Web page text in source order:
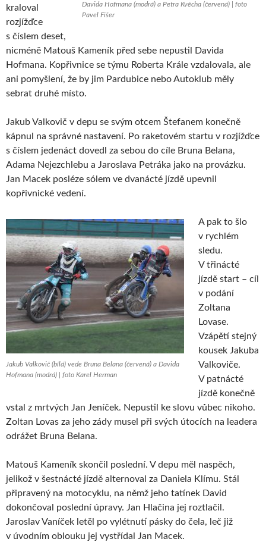
Davida Hofmana (modrá) a Petra Kvěcha (červená) | foto
Pavel Fišer
kraloval
rozjížďce
s číslem deset,
nicméně Matouš Kameník před sebe nepustil Davida
Hofmana. Kopřivnice se týmu Roberta Krále vzdalovala, ale
ani pomyšlení, že by jim Pardubice nebo Autoklub měly
sebrat druhé místo.
Jakub Valkovič v depu se svým otcem Štefanem konečně
kápnul na správné nastavení. Po raketovém startu v rozjížďce
s číslem jedenáct dovedl za sebou do cíle Bruna Belana,
Adama Nejezchlebu a Jaroslava Petráka jako na provázku.
Jan Macek posléze sólem ve dvanácté jízdě upevnil
kopřivnické vedení.
Jakub Valkovič (bílá) vede Bruna Belana (červená) a Davida
Hofmana (modrá) | foto Karel Herman
A pak to šlo
v rychlém
sledu.
V třinácté
jízdě start – cíl
v podání
Zoltana
Lovase.
Vzápětí stejný
kousek Jakuba
Valkoviče.
V patnácté
jízdě konečně
vstal z mrtvých Jan Jeníček. Nepustil ke slovu vůbec nikoho.
Zoltan Lovas za jeho zády musel při svých útocích na leadera
odrážet Bruna Belana.
Matouš Kameník skončil poslední. V depu měl naspěch,
jelikož v šestnácté jízdě alternoval za Daniela Klímu. Stál
připravený na motocyklu, na němž jeho tatínek David
dokončoval poslední úpravy. Jan Hlačina jej roztlačil.
Jaroslav Vaníček letěl po vylétnutí pásky do čela, leč již
v úvodním oblouku jej vystřídal Jan Macek.